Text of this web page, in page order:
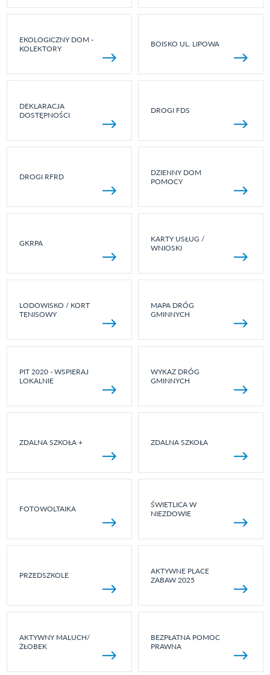
EKOLOGICZNY DOM -
KOLEKTORY
BOISKO UL. LIPOWA
DEKLARACJA
DOSTĘPNOŚCI
DROGI FDS
DROGI RFRD
DZIENNY DOM
POMOCY
GKRPA
KARTY USŁUG /
WNIOSKI
LODOWISKO / KORT
TENISOWY
MAPA DRÓG
GMINNYCH
PIT 2020 - WSPIERAJ
LOKALNIE
WYKAZ DRÓG
GMINNYCH
ZDALNA SZKOŁA + ZDALNA SZKOŁA
FOTOWOLTAIKA
ŚWIETLICA W
NIEZDOWIE
PRZEDSZKOLE
AKTYWNE PLACE
ZABAW 2025
AKTYWNY MALUCH/
ŻŁOBEK
BEZPŁATNA POMOC
PRAWNA